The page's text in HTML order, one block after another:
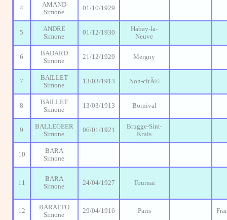
4
AMAND
Simone
01/10/1929
5
ANDRE
Simone
01/12/1930
Habay-la-
Neuve
6
BADARD
Simone
21/12/1929 Mergny
7
BAILLET
Simone
13/03/1913 Non-citÃ©
8
BAILLET
Simone
13/03/1913 Bornival
9
BALLEGEER
Simone
06/01/1921
Brugge-Sint-
Kruis
10
BARA
Simone
11
BARA
Simone
24/04/1927 Tournai
12
BARATTO
Simone
29/04/1916 Paris